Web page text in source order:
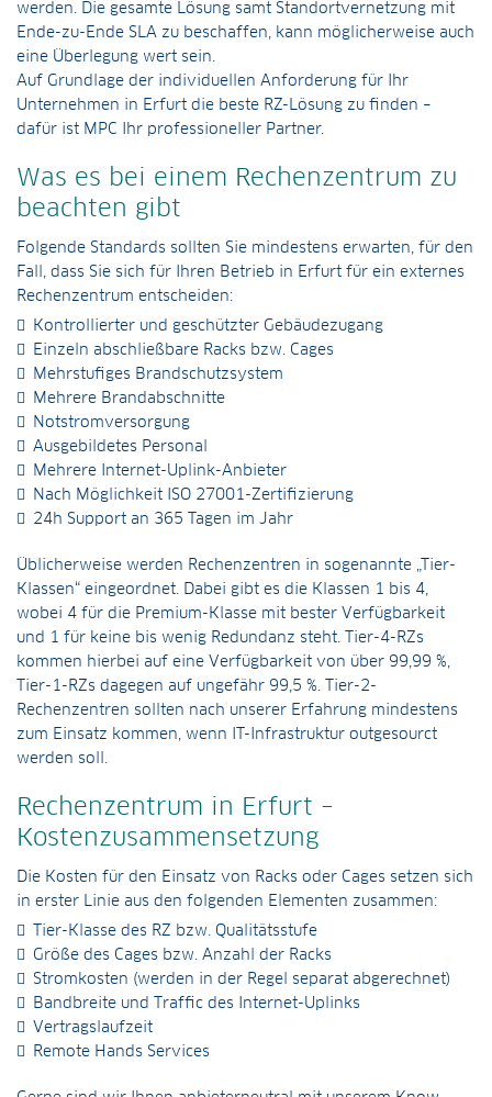
werden. Die gesamte Lösung samt Standortvernetzung mit
Ende-zu-Ende SLA zu beschaffen, kann möglicherweise auch
eine Überlegung wert sein.
Auf Grundlage der individuellen Anforderung für Ihr
Unternehmen in Erfurt die beste RZ-Lösung zu finden –
dafür ist MPC Ihr professioneller Partner.
Was es bei einem Rechenzentrum zu
beachten gibt
Folgende Standards sollten Sie mindestens erwarten, für den
Fall, dass Sie sich für Ihren Betrieb in Erfurt für ein externes
Rechenzentrum entscheiden:
Kontrollierter und geschützter Gebäudezugang
Einzeln abschließbare Racks bzw. Cages
Mehrstufiges Brandschutzsystem
Mehrere Brandabschnitte
Notstromversorgung
Ausgebildetes Personal
Mehrere Internet-Uplink-Anbieter
Nach Möglichkeit ISO 27001-Zertifizierung
24h Support an 365 Tagen im Jahr
Üblicherweise werden Rechenzentren in sogenannte „Tier-
Klassen“ eingeordnet. Dabei gibt es die Klassen 1 bis 4,
wobei 4 für die Premium-Klasse mit bester Verfügbarkeit
und 1 für keine bis wenig Redundanz steht. Tier-4-RZs
kommen hierbei auf eine Verfügbarkeit von über 99,99 %,
Tier-1-RZs dagegen auf ungefähr 99,5 %. Tier-2-
Rechenzentren sollten nach unserer Erfahrung mindestens
zum Einsatz kommen, wenn IT-Infrastruktur outgesourct
werden soll.
Rechenzentrum in Erfurt –
Kostenzusammensetzung
Die Kosten für den Einsatz von Racks oder Cages setzen sich
in erster Linie aus den folgenden Elementen zusammen:
Tier-Klasse des RZ bzw. Qualitätsstufe
Größe des Cages bzw. Anzahl der Racks
Stromkosten (werden in der Regel separat abgerechnet)
Bandbreite und Traffic des Internet-Uplinks
Vertragslaufzeit
Remote Hands Services